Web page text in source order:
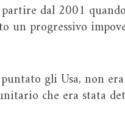
dal 2001
un progressivo
gli Usa, non
che era stata